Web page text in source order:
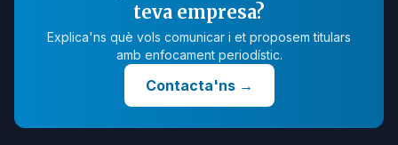
teva empresa?
Explica'ns què vols comunicar i et proposem titulars
amb enfocament periodístic.
Contacta'ns→